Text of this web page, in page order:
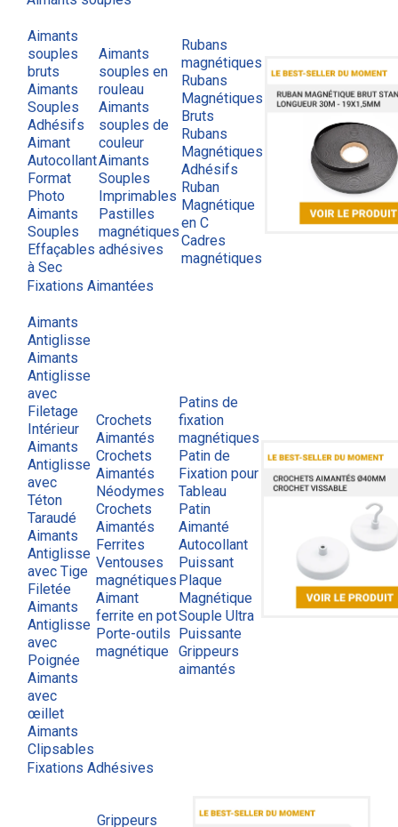
Aimants
souples
bruts
Aimants
Souples
Adhésifs
Aimant
Autocollant
Format
Photo
Aimants
Souples
Effaçables
à Sec
Aimants
souples en
rouleau
Aimants
souples de
couleur
Aimants
Souples
Imprimables
Pastilles
magnétiques
adhésives
Rubans
magnétiques
Rubans
Magnétiques
Bruts
Rubans
Magnétiques
Adhésifs
Ruban
Magnétique
en C
Cadres
magnétiques
Fixations Aimantées
Aimants
Antiglisse
Aimants
Antiglisse
avec
Filetage
Intérieur
Aimants
Antiglisse
avec
Téton
Taraudé
Aimants
Antiglisse
avec Tige
Filetée
Aimants
Antiglisse
avec
Poignée
Aimants
avec
œillet
Aimants
Clipsables
Crochets
Aimantés
Crochets
Aimantés
Néodymes
Crochets
Aimantés
Ferrites
Ventouses
magnétiques
Aimant
ferrite en pot
Porte-outils
magnétique
Patins de
fixation
magnétiques
Patin de
Fixation pour
Tableau
Patin
Aimanté
Autocollant
Puissant
Plaque
Magnétique
Souple Ultra
Puissante
Grippeurs
aimantés
Fixations Adhésives
Grippeurs